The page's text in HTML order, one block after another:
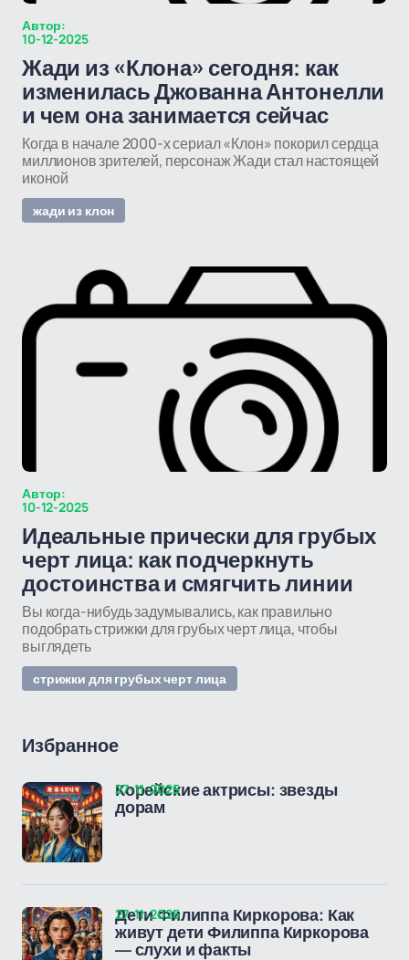
Автор:
10-12-2025
Жади из «Клона» сегодня: как
изменилась Джованна Антонелли
и чем она занимается сейчас
Когда в начале 2000-х сериал «Клон» покорил сердца
миллионов зрителей, персонаж Жади стал настоящей
иконой
жади из клон
Автор:
10-12-2025
Идеальные прически для грубых
черт лица: как подчеркнуть
достоинства и смягчить линии
Вы когда-нибудь задумывались, как правильно
подобрать стрижки для грубых черт лица, чтобы
выглядеть
стрижки для грубых черт лица
Избранное
Корейские актрисы: звезды
дорам
27-11-2025
Дети Филиппа Киркорова: Как
живут дети Филиппа Киркорова
— слухи и факты
27-11-2025